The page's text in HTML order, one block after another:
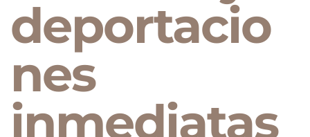
deportacio
nes
inmediatas